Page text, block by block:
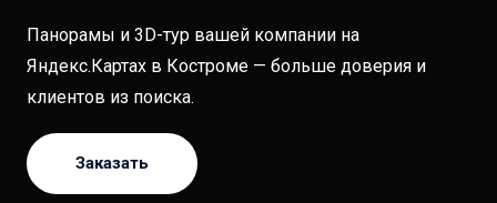
Панорамы и 3D-тур вашей компании на
Яндекс.Картах в Костроме — больше доверия и
клиентов из поиска.
Заказать